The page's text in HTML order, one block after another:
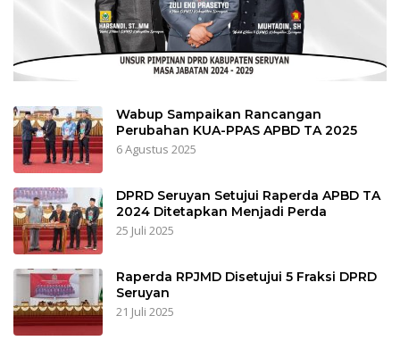
Wabup Sampaikan Rancangan
Perubahan KUA-PPAS APBD TA 2025
6 Agustus 2025
DPRD Seruyan Setujui Raperda APBD TA
2024 Ditetapkan Menjadi Perda
25 Juli 2025
Raperda RPJMD Disetujui 5 Fraksi DPRD
Seruyan
21 Juli 2025